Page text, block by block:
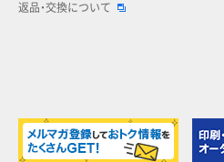
返品・交換について